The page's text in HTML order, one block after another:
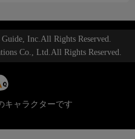
Inc.All Rights Reserved.
Co., Ltd.All Rights Reserved.
キャラクターです